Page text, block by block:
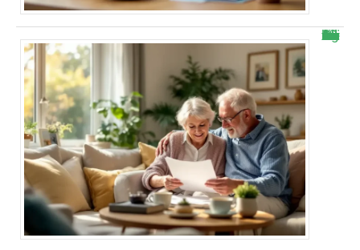
Bonne nouvelle : voici combien vous allez vraiment toucher avec la hausse Agirc-Arrco dès novembre